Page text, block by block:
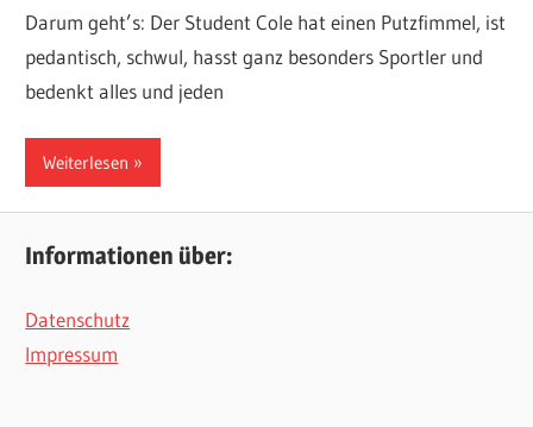
Darum geht’s: Der Student Cole hat einen Putzfimmel, ist
pedantisch, schwul, hasst ganz besonders Sportler und
bedenkt alles und jeden
Weiterlesen
Informationen über:
Datenschutz
Impressum